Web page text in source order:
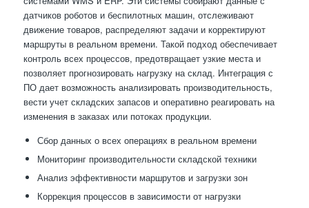
датчиков роботов и беспилотных машин, отслеживают
движение товаров, распределяют задачи и корректируют
маршруты в реальном времени. Такой подход обеспечивает
контроль всех процессов, предотвращает узкие места и
позволяет прогнозировать нагрузку на склад. Интеграция с
ПО дает возможность анализировать производительность,
вести учет складских запасов и оперативно реагировать на
изменения в заказах или потоках продукции.
Сбор данных о всех операциях в реальном времени
Мониторинг производительности складской техники
Анализ эффективности маршрутов и загрузки зон
Коррекция процессов в зависимости от нагрузки